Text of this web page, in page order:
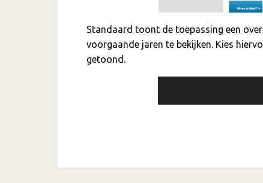
Standaard toont de toepassing een
voorgaande jaren te bekijken. Kies
getoond.